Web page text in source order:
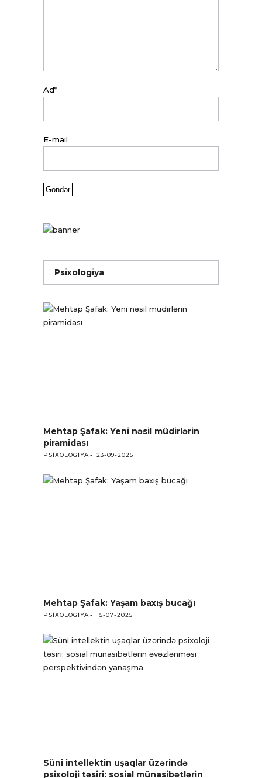
Ad*
E-mail
Psixologiya
Mehtap Şafak: Yeni nəsil müdirlərin
piramidası
PSIXOLOGIYA 23-09-2025
Mehtap Şafak: Yaşam baxış bucağı
PSIXOLOGIYA 15-07-2025
Süni intellektin uşaqlar üzərində
psixoloji təsiri: sosial münasibətlərin